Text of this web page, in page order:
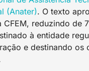
(Anater). O texto
CFEM, reduzindo de
à entidade
e destinando os